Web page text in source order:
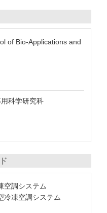
of Bio-Applications and
科学研究科
空調システム
冷凍空調システム